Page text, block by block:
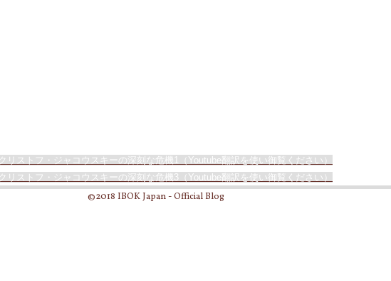
リストフ・ジャコウスキーの深刻な危機1（Youtube翻訳を使い御覧ください）
リストフ・ジャコウスキーの深刻な危機3（Youtube翻訳を使い御覧ください）
©2018 IBOK Japan - Official Blog